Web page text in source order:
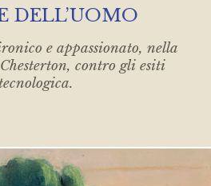
DELL’UOMO
e appassionato, nella
contro gli esiti